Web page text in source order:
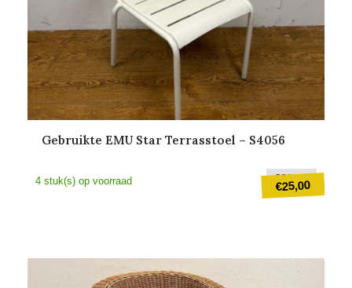
Gebruikte EMU Star Terrasstoel – S4056
€39,50
prijs
€25,00
is:
€25,00.
4 stuk(s) op voorraad